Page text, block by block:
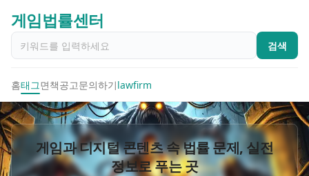
게임법률센터
검색
홈태그면책공고문의하기lawfirm
게임과 디지털 콘텐츠 속 법률 문제, 실전
정보로 푸는 곳